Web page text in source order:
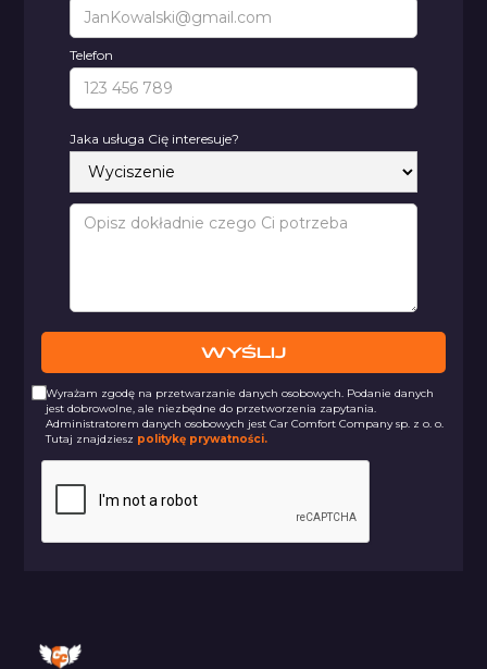
Telefon
Jaka usługa Cię interesuje?
Wyrażam zgodę na przetwarzanie danych osobowych. Podanie danych
jest dobrowolne, ale niezbędne do przetworzenia zapytania.
Administratorem danych osobowych jest Car Comfort Company sp. z o. o.
Tutaj znajdziesz politykę prywatności.